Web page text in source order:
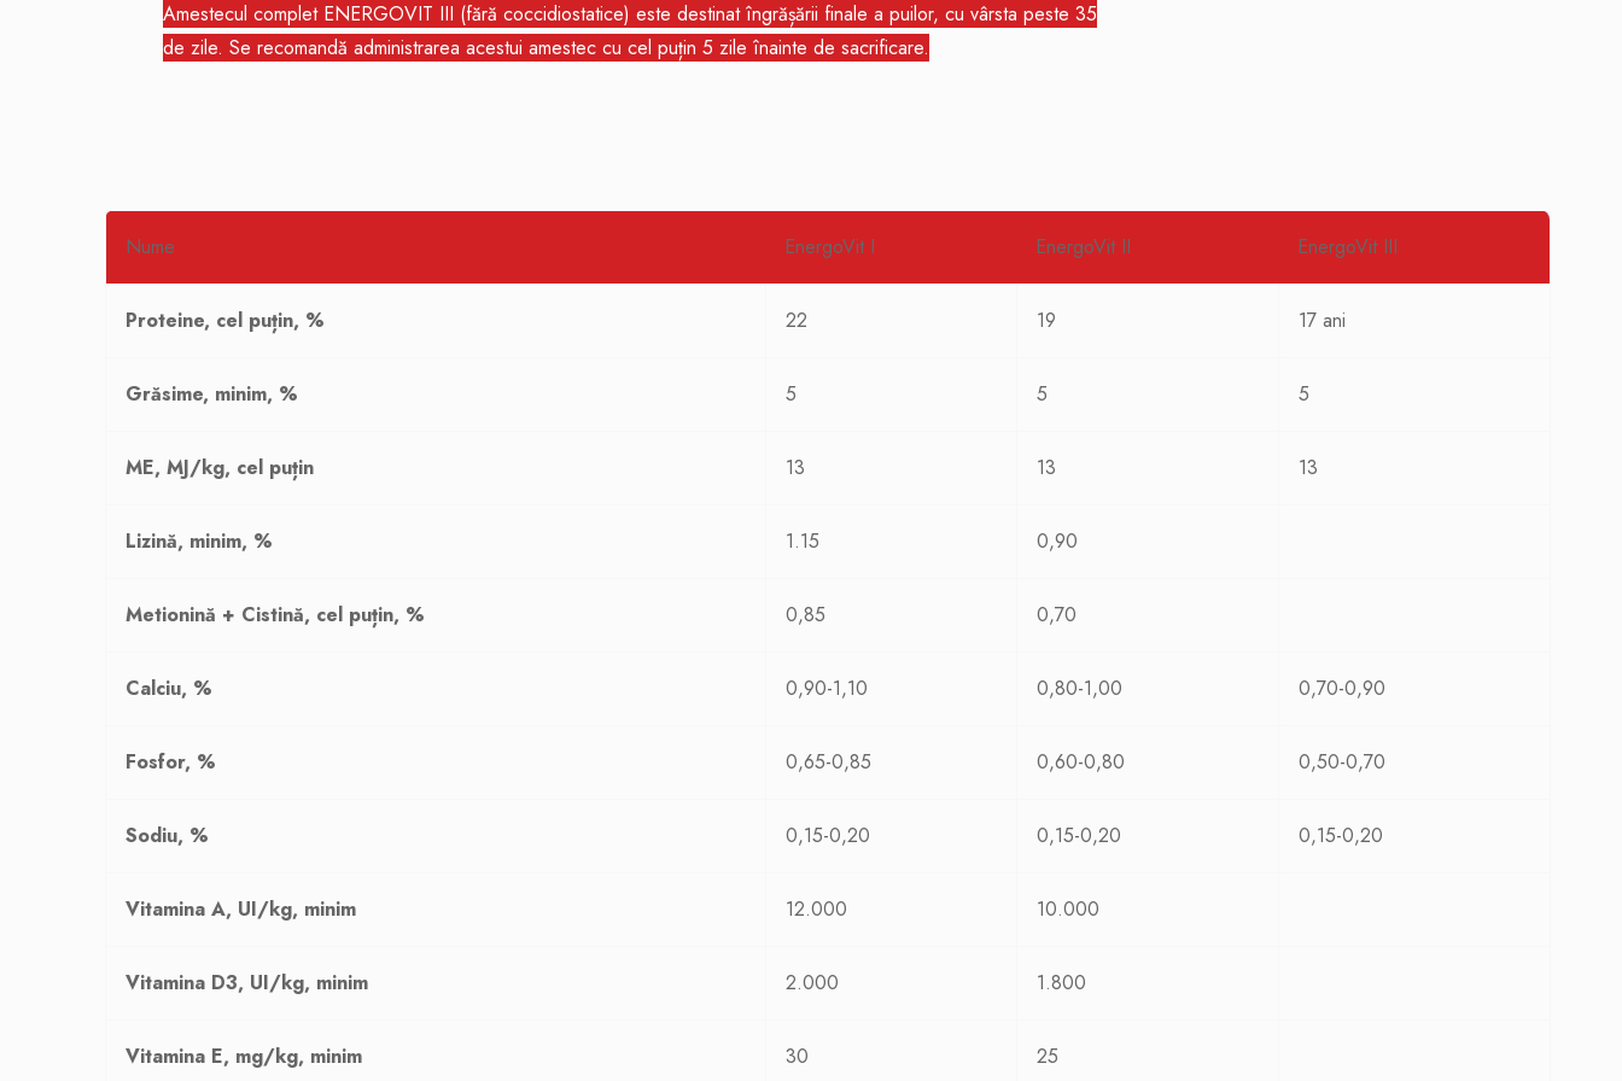
Amestecul complet ENERGOVIT III (fără coccidiostatice) este destinat îngrășării finale a puilor, cu vârsta peste 35
de zile. Se recomandă administrarea acestui amestec cu cel puțin 5 zile înainte de sacrificare.
Nume EnergoVit I EnergoVit II EnergoVit III
Proteine, cel puțin, % 22 19 17 ani
Grăsime, minim, % 5 5 5
ME, MJ/kg, cel puțin 13 13 13
Lizină, minim, % 1.15 0,90
Metionină + Cistină, cel puțin, % 0,85 0,70
Calciu, % 0,90-1,10 0,80-1,00 0,70-0,90
Fosfor, % 0,65-0,85 0,60-0,80 0,50-0,70
Sodiu, % 0,15-0,20 0,15-0,20 0,15-0,20
Vitamina A, UI/kg, minim 12.000 10.000
Vitamina D3, UI/kg, minim 2.000 1.800
Vitamina E, mg/kg, minim 30 25